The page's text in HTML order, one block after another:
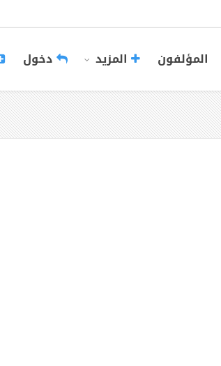
المؤلفون المزيد دخول